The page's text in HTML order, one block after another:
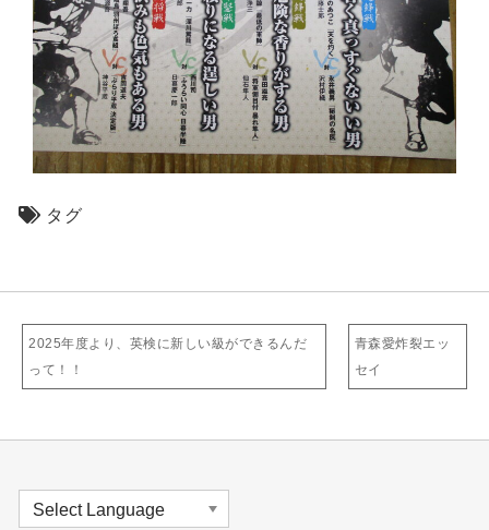
タグ
2025年度より、英検に新しい級ができるんだ
って！！
青森愛炸裂エッ
セイ